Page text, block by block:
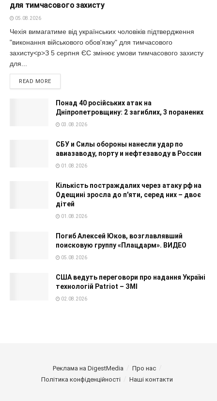
для тимчасового захисту
05.08.2026
Чехія вимагатиме від українських чоловіків підтвердження
"виконання військового обов'язку" для тимчасового
захисту<p>З 5 серпня ЄС змінює умови тимчасового захисту
для...
READ MORE
Понад 40 російських атак на
Дніпропетровщину: 2 загиблих, 3 поранених
03.08.2026
СБУ и Силы обороны нанесли удар по
авиазаводу, порту и нефтезаводу в России
01.08.2026
Кількість постраждалих через атаку рф на
Одещині зросла до п'яти, серед них – двоє
дітей
01.08.2026
Погиб Алексей Юков, возглавлявший
поисковую группу «Плацдарм». ВИДЕО
05.08.2026
США ведуть переговори про надання Україні
технологій Patriot – ЗМІ
02.08.2026
Реклама на DigestMedia
Про нас
Політика конфіденційності
Наші контакти